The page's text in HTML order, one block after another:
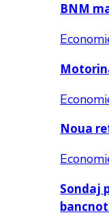
BNM
Noua
Sondaj